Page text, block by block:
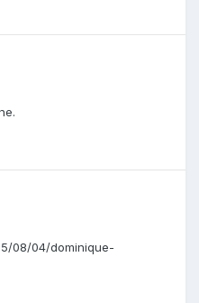
08/04/dominique-